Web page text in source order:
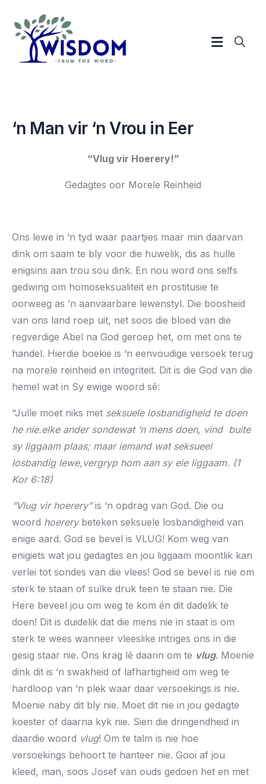
‘n Man vir ‘n Vrou in Eer
“Vlug vir Hoerery!”
Gedagtes oor Morele Reinheid
Ons lewe in ‘n tyd waar paartjies maar min daarvan
dink om saam te bly voor die huwelik, dis as hulle
enigsins aan trou sou dink. En nou word ons selfs
gedwing om homoseksualiteit en prostitusie te
oorweeg as ‘n aanvaarbare lewenstyl. Die boosheid
van ons land roep uit, net soos die bloed van die
regverdige Abel na God geroep het, om met ons te
handel. Hierdie boekie is ‘n eenvoudige versoek terug
na morele reinheid en integriteit. Dit is die God van die
hemel wat in Sy ewige woord sê:
“Julle moet niks met seksuele losbandigheid te doen
he nie.elke ander sondewat ‘n mens doen, vind buite
sy liggaam plaas; maar iemand wat seksueel
losbandig lewe,vergryp hom aan sy eie liggaam. (1
Kor 6:18)
“Vlug vir hoerery”is ‘n opdrag van God. Die ou
woord hoererybeteken seksuele losbandigheid van
enige aard. God se bevel is VLUG! Kom weg van
enigiets wat jou gedagtes en jou liggaam moontlik kan
verlei tot sondes van die vlees! God se bevel is nie om
sterk te staan of sulke druk teen te staan nie. Die
Here beveel jou om weg te kom én dit dadelik te
doen! Dit is duidelik dat die mens nie in staat is om
sterk te wees wanneer vleeslike intriges ons in die
gesig staar nie. Ons krag lê daarin om te vlug. Moenie
dink dit is ‘n swakheid of lafhartigheid om weg te
hardloop van ‘n plek waar daar versoekings is nie.
Moenie naby dit bly nie. Moet dit nie in jou gedagte
koester of daarna kyk nie. Sien die dringendheid in
daardie woord vlug! Om te talm is nie hoe
versoekings behoort te hanteer nie. Gooi af jou
kleed, man, soos Josef van ouds gedoen het en met